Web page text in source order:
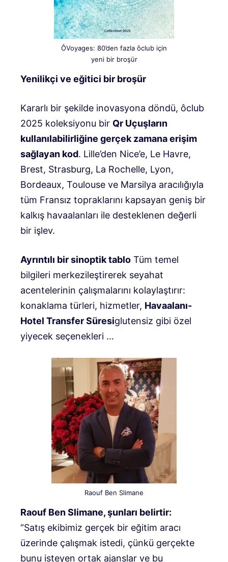
ÔVoyages: 80’den fazla ôclub için
yeni bir broşür
Yenilikçi ve eğitici bir broşür
Kararlı bir şekilde inovasyona döndü, ôclub
2025 koleksiyonu bir Qr Uçuşların
kullanılabilirliğine gerçek zamana erişim
sağlayan kod. Lille’den Nice’e, Le Havre,
Brest, Strasburg, La Rochelle, Lyon,
Bordeaux, Toulouse ve Marsilya aracılığıyla
tüm Fransız topraklarını kapsayan geniş bir
kalkış havaalanları ile desteklenen değerli
bir işlev.
Ayrıntılı bir sinoptik tablo Tüm temel
bilgileri merkezileştirerek seyahat
acentelerinin çalışmalarını kolaylaştırır:
konaklama türleri, hizmetler, Havaalanı-
Hotel Transfer Süresiglutensiz gibi özel
yiyecek seçenekleri …
Raouf Ben Slimane
Raouf Ben Slimane, şunları belirtir:
“Satış ekibimiz gerçek bir eğitim aracı
üzerinde çalışmak istedi, çünkü gerçekte
bunu isteyen ortak ajanslar ve bu